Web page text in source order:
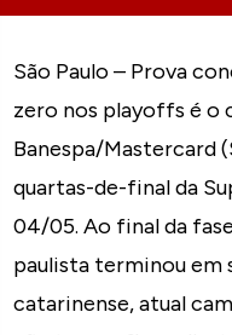
São Paulo – Prova
zero nos playoffs é
Banespa/Mastercard
quartas-de-final da
04/05. Ao final da
paulista terminou em
catarinense, atual